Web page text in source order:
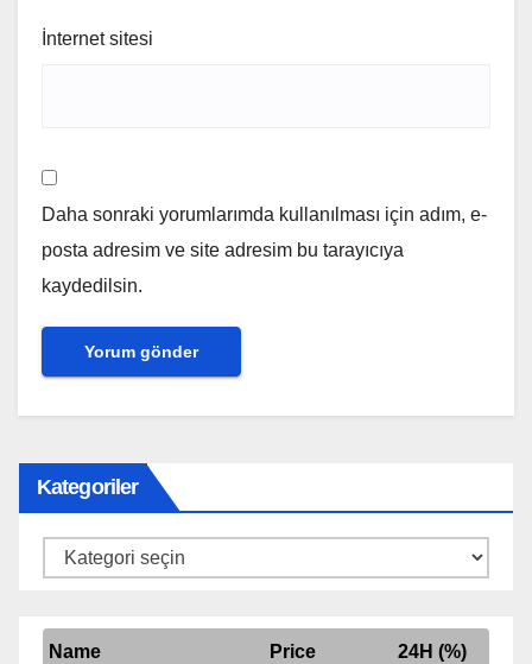
İnternet sitesi
Daha sonraki yorumlarımda kullanılması için adım, e-
posta adresim ve site adresim bu tarayıcıya
kaydedilsin.
Kategoriler
Kategoriler
Name Price 24H (%)